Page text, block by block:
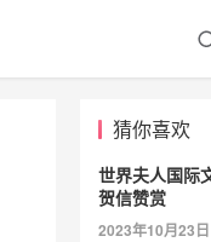
猜你喜欢
世界夫人国际
贺信赞赏
2023年10月23日